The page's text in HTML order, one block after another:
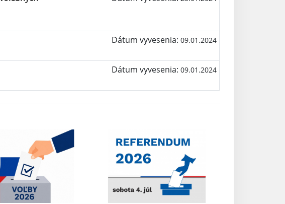
Dátum vyvesenia: 09.01.2024
Dátum vyvesenia: 09.01.2024